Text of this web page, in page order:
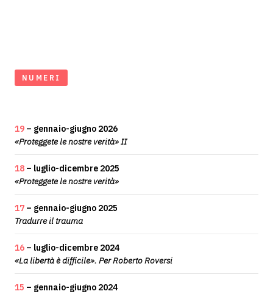
NUMERI
19 – gennaio-giugno 2026
«Proteggete le nostre verità» II
18 – luglio-dicembre 2025
«Proteggete le nostre verità»
17 – gennaio-giugno 2025
Tradurre il trauma
16 – luglio-dicembre 2024
«La libertà è difficile». Per Roberto Roversi
15 – gennaio-giugno 2024